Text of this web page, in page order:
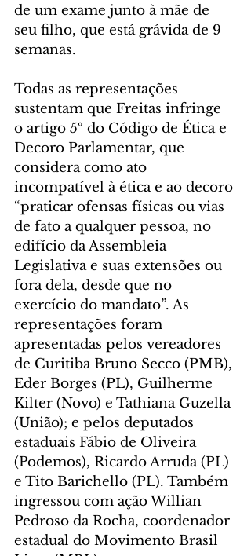
de um exame junto à mãe de
seu filho, que está grávida de 9
semanas.
Todas as representações
sustentam que Freitas infringe
o artigo 5º do Código de Ética e
Decoro Parlamentar, que
considera como ato
incompatível à ética e ao decoro
“praticar ofensas físicas ou vias
de fato a qualquer pessoa, no
edifício da Assembleia
Legislativa e suas extensões ou
fora dela, desde que no
exercício do mandato”. As
representações foram
apresentadas pelos vereadores
de Curitiba Bruno Secco (PMB),
Eder Borges (PL), Guilherme
Kilter (Novo) e Tathiana Guzella
(União); e pelos deputados
estaduais Fábio de Oliveira
(Podemos), Ricardo Arruda (PL)
e Tito Barichello (PL). Também
ingressou com ação Willian
Pedroso da Rocha, coordenador
estadual do Movimento Brasil